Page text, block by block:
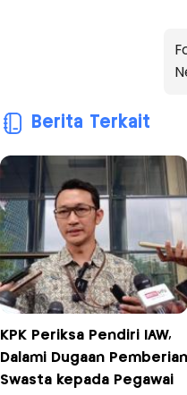
Berita Terkait
KPK Periksa Pendiri IAW,
Dalami Dugaan Pemberian
Swasta kepada Pegawai